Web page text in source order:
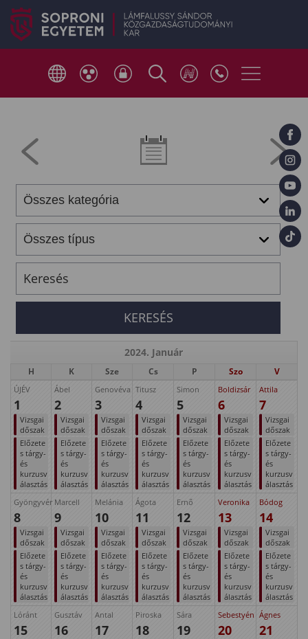
2024. Január
H K Sze Cs P Szo V
ÚJÉV
1
Vizsgai
dőszak
Előzete
s tárgy-
és
kurzusv
álasztás
Ábel
2
Vizsgai
dőszak
Előzete
s tárgy-
és
kurzusv
álasztás
Genovéva
3
Vizsgai
dőszak
Előzete
s tárgy-
és
kurzusv
álasztás
Titusz
4
Vizsgai
dőszak
Előzete
s tárgy-
és
kurzusv
álasztás
Simon
5
Vizsgai
dőszak
Előzete
s tárgy-
és
kurzusv
álasztás
Boldizsár
6
Vizsgai
dőszak
Előzete
s tárgy-
és
kurzusv
álasztás
Attila
7
Vizsgai
dőszak
Előzete
s tárgy-
és
kurzusv
álasztás
Gyöngyvér
8
Vizsgai
dőszak
Előzete
s tárgy-
és
kurzusv
álasztás
Marcell
9
Vizsgai
dőszak
Előzete
s tárgy-
és
kurzusv
álasztás
Melánia
10
Vizsgai
dőszak
Előzete
s tárgy-
és
kurzusv
álasztás
Ágota
11
Vizsgai
dőszak
Előzete
s tárgy-
és
kurzusv
álasztás
Ernő
12
Vizsgai
dőszak
Előzete
s tárgy-
és
kurzusv
álasztás
Veronika
13
Vizsgai
dőszak
Előzete
s tárgy-
és
kurzusv
álasztás
Bódog
14
Vizsgai
dőszak
Előzete
s tárgy-
és
kurzusv
álasztás
Lóránt
15
Gusztáv
16
Antal
17
Piroska
18
Sára
19
Sebestyén
20
Ágnes
21